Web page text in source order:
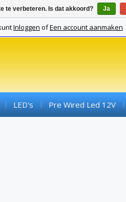
Inloggen ofEen account aanmaken
LED's Pre Wired Led 12V
te verbeteren. Is dat akkoord? Ja